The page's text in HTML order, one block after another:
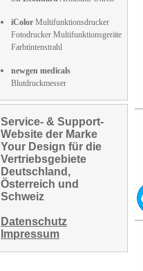
iColor Multifunktionsdrucker
Fotodrucker Multifunktionsgeräte
Farbtintenstrahl
newgen medicals
Blutdruckmesser
Service- & Support-
Website der Marke
Your Design für die
Vertriebsgebiete
Deutschland,
Österreich und
Schweiz
Datenschutz
Impressum